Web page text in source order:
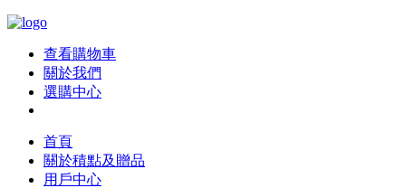
查看購物車
關於我們
選購中心
首頁
關於積點及贈品
用戶中心